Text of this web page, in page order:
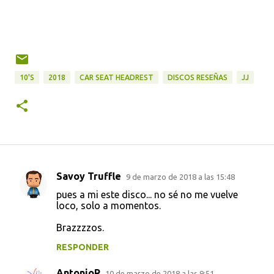
10'S 2018 CAR SEAT HEADREST DISCOS RESEÑAS JJ
C
Savoy Truffle 9 de marzo de 2018 a las 15:48
pues a mi este disco... no sé no me vuelve
loco, solo a momentos.
Brazzzzos.
RESPONDER